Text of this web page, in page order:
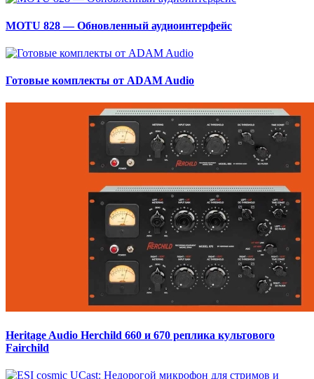
MOTU 828 — Обновленный аудиоинтерфейс
Готовые комплекты от ADAM Audio
Heritage Audio Herchild 660 и 670 реплика культового
Fairchild